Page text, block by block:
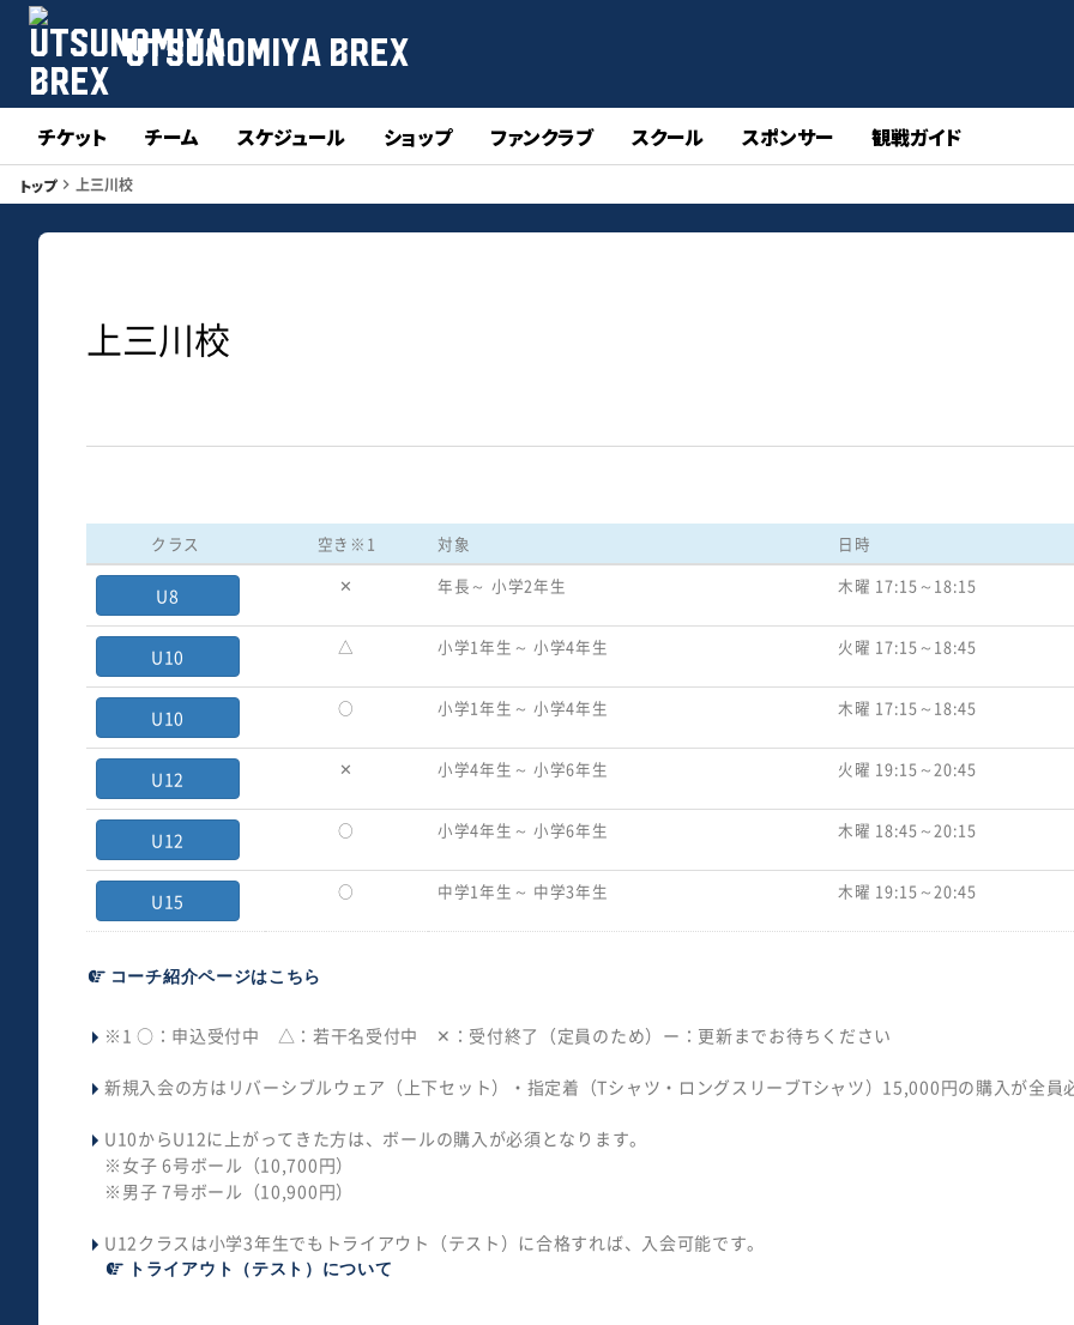
UTSUNOMIYA BREX
チケット チーム スケジュール ショップ ファンクラブ スクール スポンサー 観戦ガイド
トップkeyboard_arrow_right 上三川校
上三川校
クラス 空き※1 対象 日時
U8 ✕ 年長～ 小学2年生 木曜 17:15～18:15
U10 △ 小学1年生～ 小学4年生 火曜 17:15～18:45
U10 ○ 小学1年生～ 小学4年生 木曜 17:15～18:45
U12 ✕ 小学4年生～ 小学6年生 火曜 19:15～20:45
U12 ○ 小学4年生～ 小学6年生 木曜 18:45～20:15
U15 ○ 中学1年生～ 中学3年生 木曜 19:15～20:45
コーチ紹介ページはこちら
※1 ○：申込受付中 △：若干名受付中 ✕：受付終了（定員のため）ー：更新までお待ちください
新規入会の方はリバーシブルウェア（上下セット）・指定着（Tシャツ・ロングスリーブTシャツ）15,000円の購入が全員
U10からU12に上がってきた方は、ボールの購入が必須となります。
※女子 6号ボール（10,700円）
※男子 7号ボール（10,900円）
U12クラスは小学3年生でもトライアウト（テスト）に合格すれば、入会可能です。
トライアウト（テスト）について